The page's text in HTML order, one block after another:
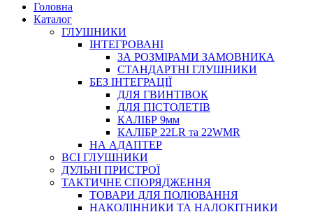
Головна
Каталог
ГЛУШНИКИ
ІНТЕГРОВАНІ
ЗА РОЗМІРАМИ ЗАМОВНИКА
СТАНДАРТНІ ГЛУШНИКИ
БЕЗ ІНТЕГРАЦІЇ
ДЛЯ ГВИНТІВОК
ДЛЯ ПІСТОЛЕТІВ
КАЛІБР 9мм
КАЛІБР 22LR та 22WMR
НА АДАПТЕР
ВСІ ГЛУШНИКИ
ДУЛЬНІ ПРИСТРОЇ
ТАКТИЧНЕ СПОРЯДЖЕННЯ
ТОВАРИ ДЛЯ ПОЛЮВАННЯ
НАКОЛІННИКИ ТА НАЛОКІТНИКИ